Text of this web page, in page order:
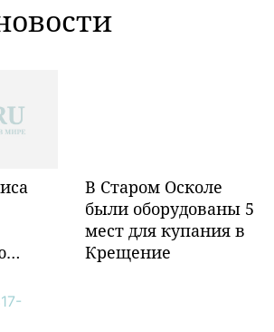
в
В Старом Осколе
были оборудованы 5
мест для купания в
Крещение